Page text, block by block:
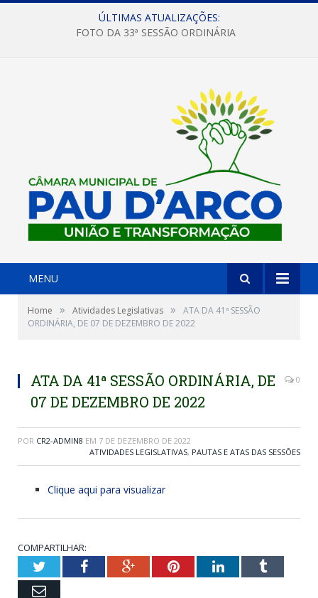
ÚLTIMAS ATUALIZAÇÕES:
FOTO DA 33ª SESSÃO ORDINÁRIA
MENU
Home » Atividades Legislativas »
ATA DA 41ª SESSÃO
ORDINÁRIA, DE 07 DE DEZEMBRO DE 2022
ATA DA 41ª SESSÃO ORDINÁRIA, DE
07 DE DEZEMBRO DE 2022
0
POR CR2-ADMIN8 EM 7 DE DEZEMBRO DE 2022
ATIVIDADES LEGISLATIVAS, PAUTAS E ATAS DAS SESSÕES
Clique aqui para visualizar
COMPARTILHAR:
TwitterFacebookGoogle+PinterestLinkedInTumblr
Email